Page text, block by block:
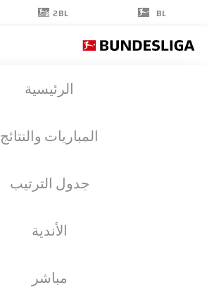
BL
2BL
الرئيسية
المباريات والنتائج
جدول الترتيب
الأندية
مباشر